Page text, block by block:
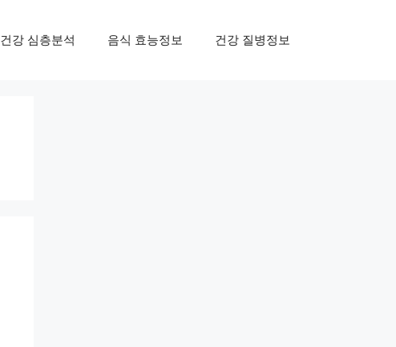
건강 심층분석 음식 효능정보 건강 질병정보